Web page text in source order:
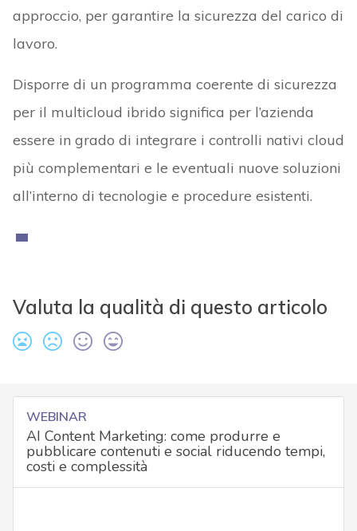
approccio, per garantire la sicurezza del carico di
lavoro.
Disporre di un programma coerente di sicurezza
per il multicloud ibrido significa per l’azienda
essere in grado di integrare i controlli nativi cloud
più complementari e le eventuali nuove soluzioni
all’interno di tecnologie e procedure esistenti.
Valuta la qualità di questo articolo
WEBINAR
AI Content Marketing: come produrre e
pubblicare contenuti e social riducendo tempi,
costi e complessità